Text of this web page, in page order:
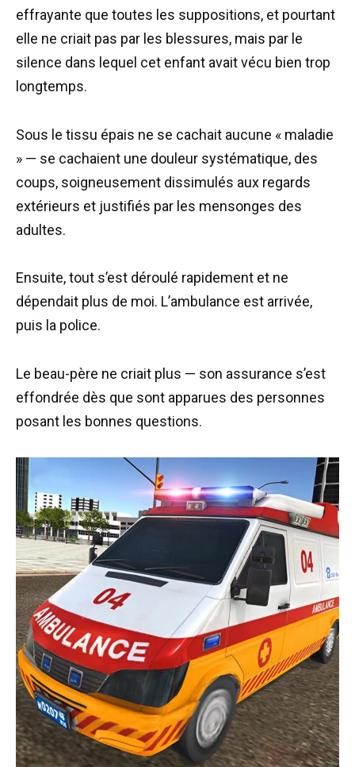
effrayante que toutes les suppositions, et pourtant
elle ne criait pas par les blessures, mais par le
silence dans lequel cet enfant avait vécu bien trop
longtemps.
Sous le tissu épais ne se cachait aucune « maladie
» — se cachaient une douleur systématique, des
coups, soigneusement dissimulés aux regards
extérieurs et justifiés par les mensonges des
adultes.
Ensuite, tout s’est déroulé rapidement et ne
dépendait plus de moi. L’ambulance est arrivée,
puis la police.
Le beau-père ne criait plus — son assurance s’est
effondrée dès que sont apparues des personnes
posant les bonnes questions.